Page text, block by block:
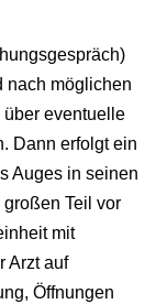
nach möglichen
über eventuelle
Dann erfolgt ein
Auges in seinen
Teil vor
mit
Arzt auf
Öffnungen